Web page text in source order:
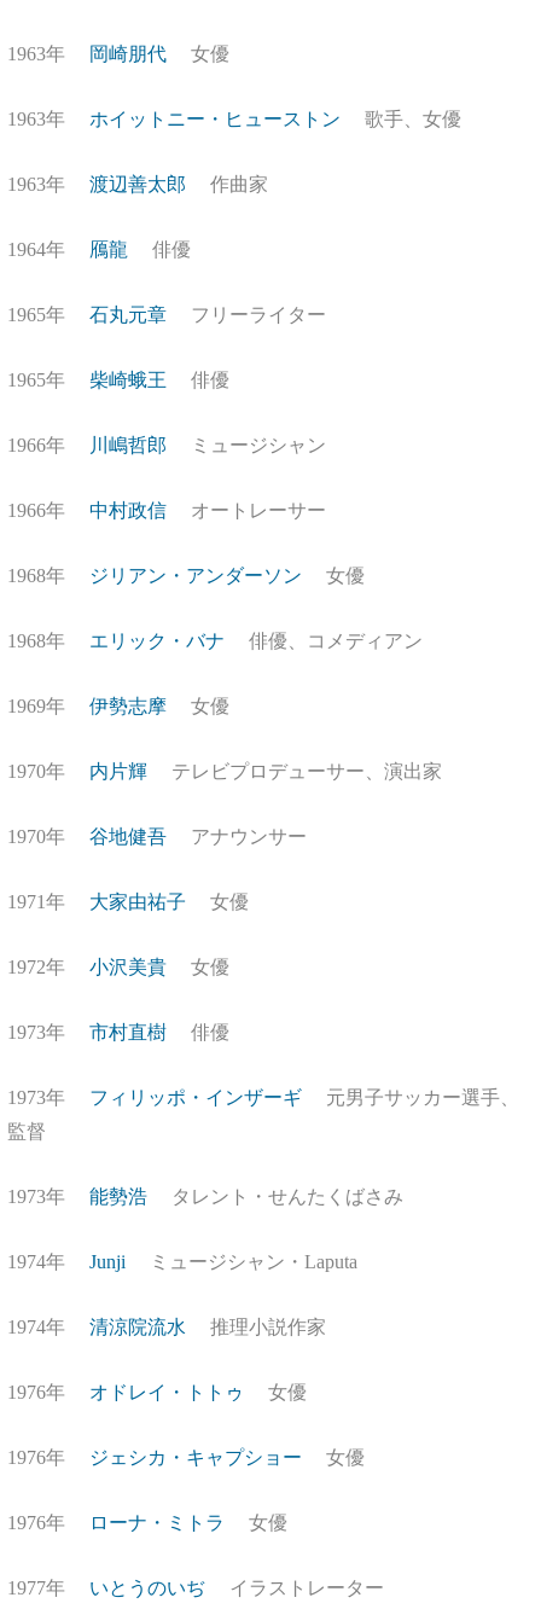
1963年 岡崎朋代 女優
1963年 ホイットニー・ヒューストン 歌手、女優
1963年 渡辺善太郎 作曲家
1964年 鴈龍 俳優
1965年 石丸元章 フリーライター
1965年 柴崎蛾王 俳優
1966年 川嶋哲郎 ミュージシャン
1966年 中村政信 オートレーサー
1968年 ジリアン・アンダーソン 女優
1968年 エリック・バナ 俳優、コメディアン
1969年 伊勢志摩 女優
1970年 内片輝 テレビプロデューサー、演出家
1970年 谷地健吾 アナウンサー
1971年 大家由祐子 女優
1972年 小沢美貴 女優
1973年 市村直樹 俳優
1973年 フィリッポ・インザーギ
元男子サッカー選手、
監督
1973年 能勢浩 タレント・せんたくばさみ
1974年 Junji ミュージシャン・Laputa
1974年 清涼院流水 推理小説作家
1976年 オドレイ・トトゥ 女優
1976年 ジェシカ・キャプショー 女優
1976年 ローナ・ミトラ 女優
1977年 いとうのいぢ イラストレーター